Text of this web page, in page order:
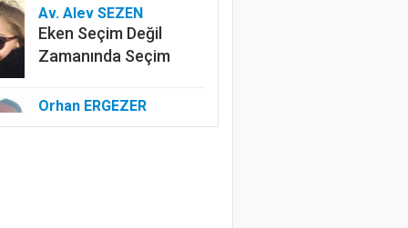
Av. Alev SEZEN
Eken Seçim Değil
Zamanında Seçim
Orhan ERGEZER
Kelimelerle Başlayan